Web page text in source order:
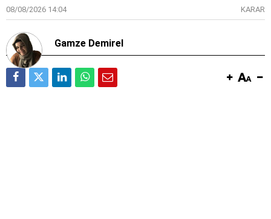
08/08/2026 14:04 KARAR
Gamze Demirel